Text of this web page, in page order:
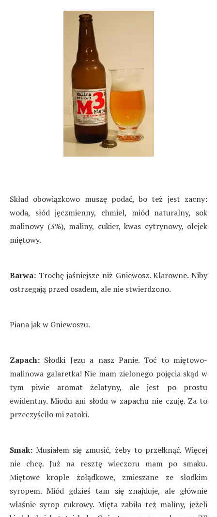
Skład obowiązkowo muszę podać, bo też jest zacny:
woda, słód jęczmienny, chmiel, miód naturalny, sok
malinowy (3%), maliny, cukier, kwas cytrynowy, olejek
miętowy.
Barwa: Trochę jaśniejsze niż Gniewosz. Klarowne. Niby
ostrzegają przed osadem, ale nie stwierdzono.
Piana jak w Gniewoszu.
Zapach: Słodki Jezu a nasz Panie. Toć to miętowo-
malinowa galaretka! Nie mam zielonego pojęcia skąd w
tym piwie aromat żelatyny, ale jest po prostu
ewidentny. Miodu ani słodu w zapachu nie czuję. Za to
przeczyściło mi zatoki.
Smak: Musiałem się zmusić, żeby to przełknąć. Więcej
nie chcę. Już na resztę wieczoru mam po smaku.
Miętowe krople żołądkowe, zmieszane ze słodkim
syropem. Miód gdzieś tam się znajduje, ale głównie
właśnie syrop cukrowy. Mięta zabiła też maliny, jeżeli